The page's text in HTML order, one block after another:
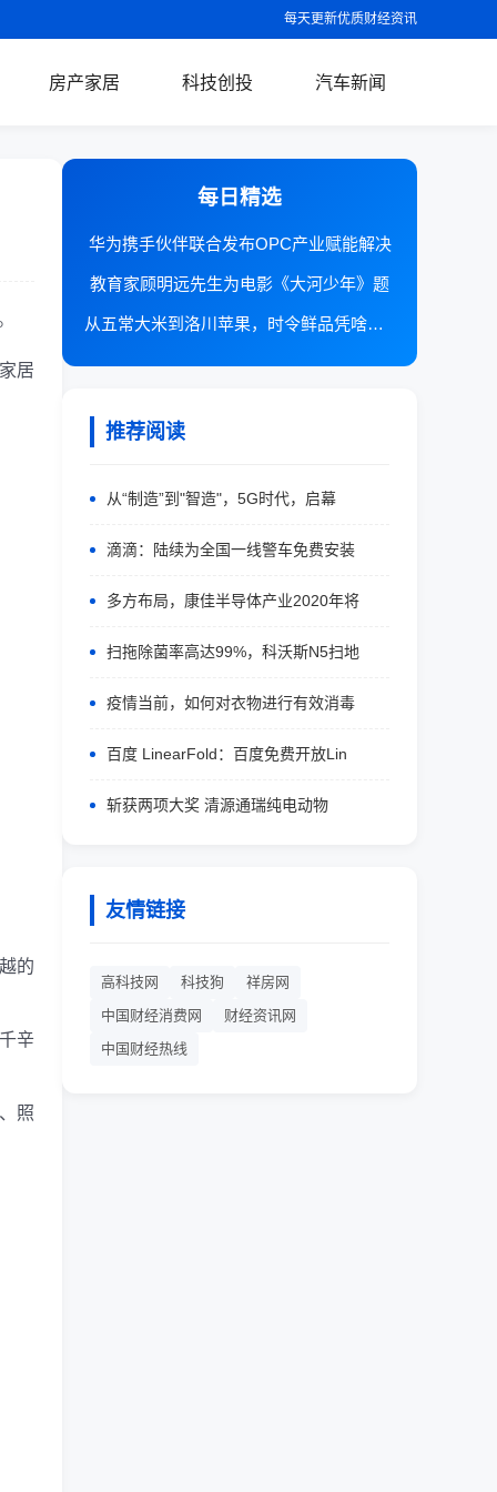
每天更新优质财经资讯
房产家居 科技创投 汽车新闻
居
的
辛
照
每日精选
华为携手伙伴联合发布OPC产业赋能解决
教育家顾明远先生为电影《大河少年》题
从五常大米到洛川苹果，时令鲜品凭啥在抖
推荐阅读
从“制造”到"智造"，5G时代，启幕
滴滴：陆续为全国一线警车免费安装
多方布局，康佳半导体产业2020年将
扫拖除菌率高达99%，科沃斯N5扫地
疫情当前，如何对衣物进行有效消毒
百度 LinearFold：百度免费开放Lin
斩获两项大奖 清源通瑞纯电动物
友情链接
高科技网 科技狗
祥房网
中国财经消费网
财经资讯网
中国财经热线